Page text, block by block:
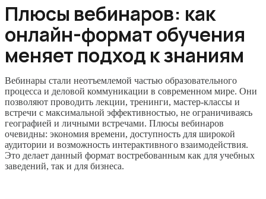
Плюсы вебинаров: как
онлайн-формат обучения
меняет подход к знаниям
Вебинары стали неотъемлемой частью образовательного
процесса и деловой коммуникации в современном мире. Они
позволяют проводить лекции, тренинги, мастер-классы и
встречи с максимальной эффективностью, не ограничиваясь
географией и личными встречами. Плюсы вебинаров
очевидны: экономия времени, доступность для широкой
аудитории и возможность интерактивного взаимодействия.
Это делает данный формат востребованным как для учебных
заведений, так и для бизнеса.